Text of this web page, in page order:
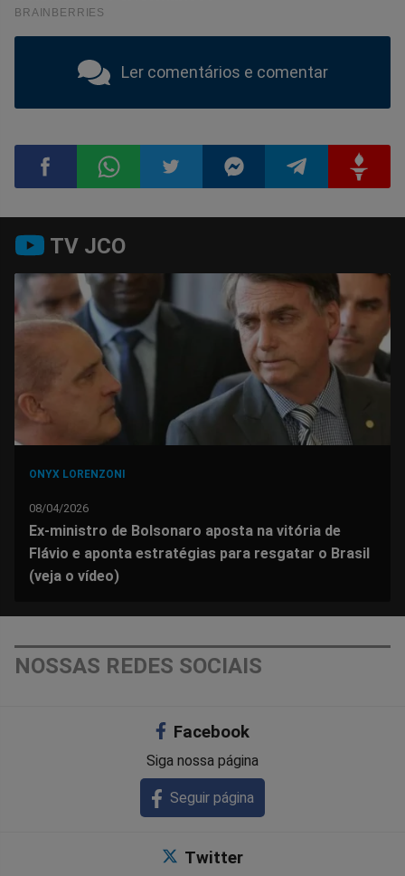
Ler comentários e comentar
Compartilhar
no
Facebook
no
Whatsapp
no
Twitter
no
MessengerTelegram
no
Gettr
TV JCO
ONYX LORENZONI
08/04/2026
Ex-ministro de Bolsonaro aposta na vitória de
Flávio e aponta estratégias para resgatar o Brasil
(veja o vídeo)
NOSSAS REDES SOCIAIS
Facebook
Siga nossa página
Seguir página
Twitter